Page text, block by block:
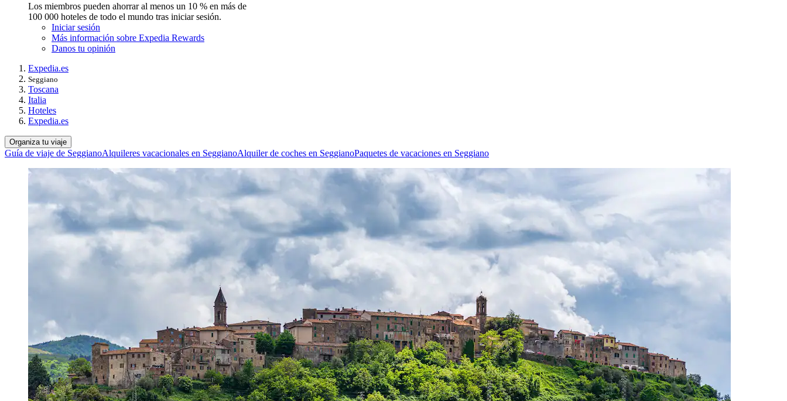
Los miembros pueden ahorrar al menos un 10 % en más de
100 000 hoteles de todo el mundo tras iniciar sesión.
Iniciar sesión
Más información sobre Expedia Rewards
Danos tu opinión
Expedia.es
Seggiano
Toscana
Italia
Hoteles
Expedia.es
Organiza tu viaje
Guía de viaje de SeggianoAlquileres vacacionales en SeggianoAlquiler de coches en SeggianoPaquetes de vacaciones en Seggiano